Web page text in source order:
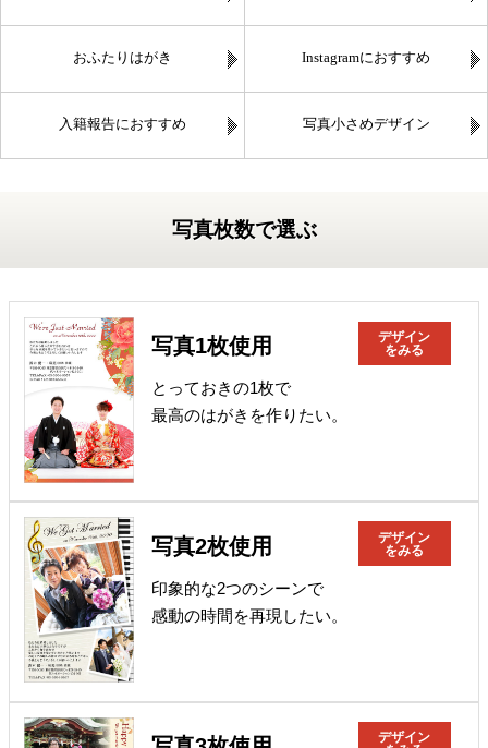
おふたりはがき Instagramにおすすめ
入籍報告におすすめ 写真小さめデザイン
写真枚数で選ぶ
写真1枚使用
デザイン
をみる
とっておきの1枚で
最高のはがきを作りたい。
写真2枚使用
デザイン
をみる
印象的な2つのシーンで
感動の時間を再現したい。
デザイン